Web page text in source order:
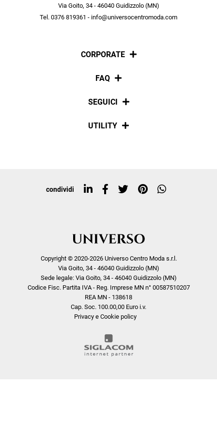
Via Goito, 34 - 46040 Guidizzolo (MN)
Tel. 0376 819361 - info@universocentromoda.com
CORPORATE
Chi siamo
FAQ
Pagamenti
SEGUICI
Social
UTILITY
Top ricerche
condividi
Copyright © 2020-2026 Universo Centro Moda s.r.l.
Via Goito, 34 - 46040 Guidizzolo (MN)
Sede legale: Via Goito, 34 - 46040 Guidizzolo (MN)
Codice Fisc. Partita IVA - Reg. Imprese MN n° 00587510207
REA MN - 138618
Cap. Soc. 100.00,00 Euro i.v.
Privacy e Cookie policy
scopri in anteprima le offerte in esclusiva a te riservate.
ISCRIVITI